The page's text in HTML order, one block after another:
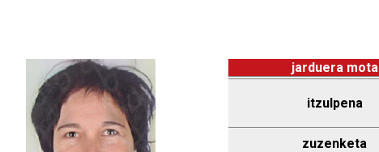
jarduera mota
itzulpena
zuzenketa